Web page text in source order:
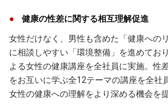
健康の性差に関する相互理解促進
女性だけなく、男性も含めた「健康への
に相談しやすい「環境整備」を進めてお
よる女性の健康講座を全社員に実施。性
をお互いに学ぶ全12テーマの講座を全社
女性の健康への理解をより深める機会を